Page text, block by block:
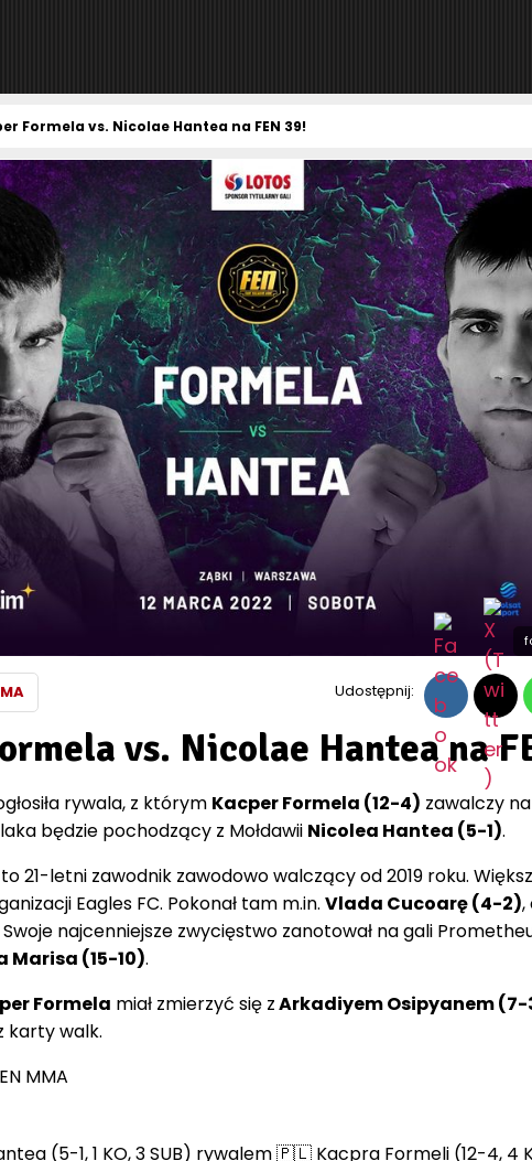
Formela vs. Nicolae Hantea na FEN 39!
Udostępnij:
vs. Nicolae Hantea na
rywala, z którym Kacper Formela (12-4) zawalczy na
będzie pochodzący z Mołdawii Nicolea Hantea (5-1).
to 21-letni zawodnik zawodowo walczący od 2019 roku.
Eagles FC. Pokonał tam m.in. Vlada Cucoarę (4-2),
Swoje najcenniejsze zwycięstwo zanotował na gali
Marisa (15-10).
Formela miał zmierzyć się zArkadiyem Osipyanem (7-
karty walk.
MMA
(5-1, 1 KO, 3 SUB) rywalem 🇵🇱 Kacpra Formeli (12-4, 4